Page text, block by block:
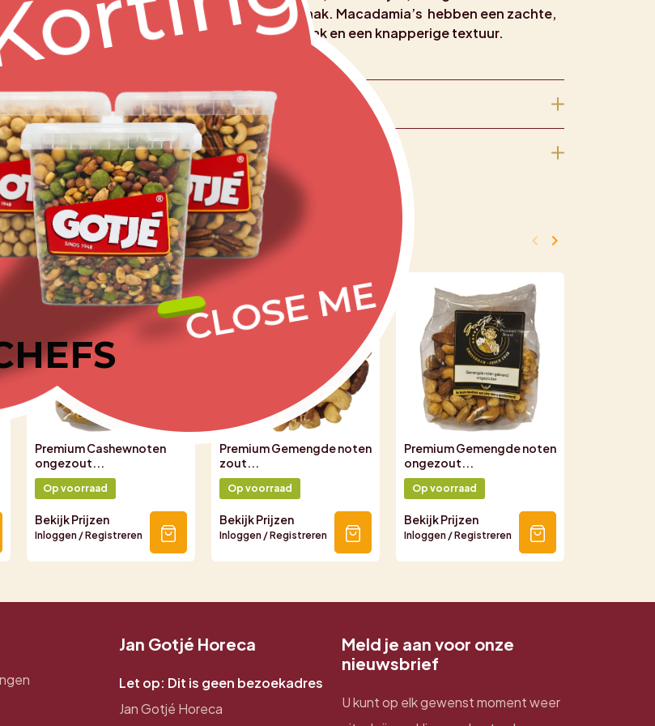
kenmerkende smaak. Macadamia’s hebben een zachte,
boterachtige smaak en een knapperige textuur.
Beschrijving
Details
Vorige
keyboard_arrow_left Volgende
keyboard_arrow_right
Premium Cashewnoten
ongezout...
Op voorraad
Bekijk Prijzen
Inloggen / Registreren
Premium Gemengde noten
zout...
Op voorraad
Bekijk Prijzen
Inloggen / Registreren
Premium Gemengde noten
ongezout...
Op voorraad
Bekijk Prijzen
Inloggen / Registreren
Jan Gotjé Horeca
Let op: Dit is geen bezoekadres
Jan Gotjé Horeca
Meld je aan voor onze
nieuwsbrief
U kunt op elk gewenst moment weer
CLOSE ME